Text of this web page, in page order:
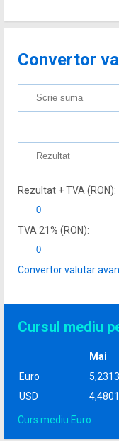
Convertor
Rezultat + TVA (RON):
TVA 21% (RON):
Convertor valutar
Cursul mediu
Mai
Euro
5,2313
USD
4,4801
Curs mediu Euro